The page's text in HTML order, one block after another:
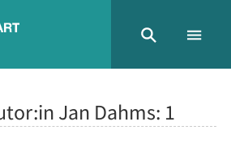
Jan Dahms: 1